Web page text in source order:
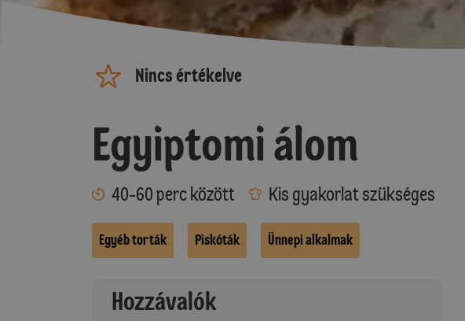
Nincs értékelve
Egyiptomi álom
40-60 perc között Kis gyakorlat szükséges
Egyéb torták Piskóták Ünnepi alkalmak
Hozzávalók